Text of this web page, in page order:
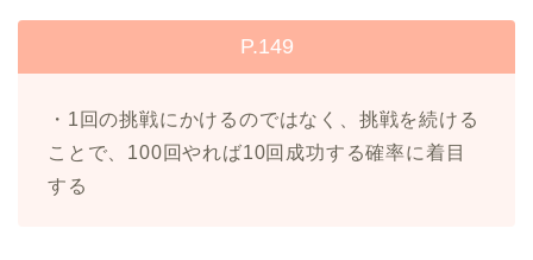
P.149
・1回の挑戦にかけるのではなく、挑戦を続ける
ことで、100回やれば10回成功する確率に着目
する